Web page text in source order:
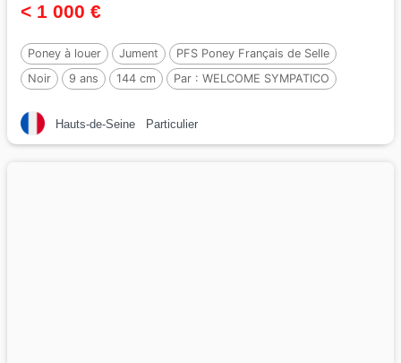
< 1 000 €
Poney à louer Jument
PFS Poney Français de Selle
Noir
9 ans 144 cm Par : WELCOME SYMPATICO
Hauts-de-Seine Particulier